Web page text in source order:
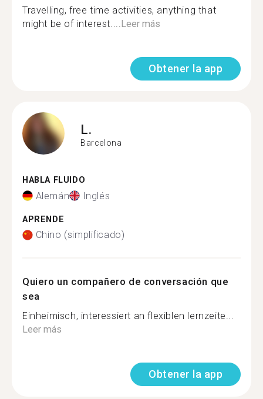
Travelling, free time activities, anything that
might be of interest....Leer más
Obtener la app
L.
Barcelona
HABLA FLUIDO
Alemán Inglés
APRENDE
Chino (simplificado)
Quiero un compañero de conversación que
sea
Einheimisch, interessiert an flexiblen lernzeite...
Leer más
Obtener la app